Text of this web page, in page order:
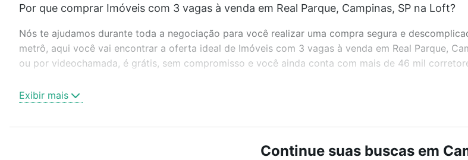
Por que comprar Imóveis com 3 vagas à venda em Real Parque, Campinas, SP na Loft?
Nós te ajudamos durante toda a negociação para você realizar uma compra segura e
metrô, aqui você vai encontrar a oferta ideal de Imóveis com 3 vagas à venda em Real Parque,
ou por videochamada, é grátis, sem compromisso e você ainda conta com mais de 46 mil
ou sem vaga de garagem para combinar perfeitamente com o preço, metragem e comodidades,
Imóveis com 3 vagas à venda em Real Parque, Campinas, SP ideal para você na Loft.
Exibir mais
Continue suas buscas em